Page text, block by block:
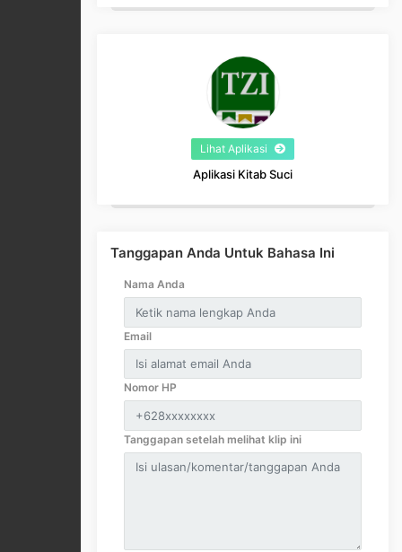
Lihat Aplikasi
Aplikasi Kitab Suci
Tanggapan Anda Untuk Bahasa Ini
Nama Anda
Email
Nomor HP
Tanggapan setelah melihat klip ini